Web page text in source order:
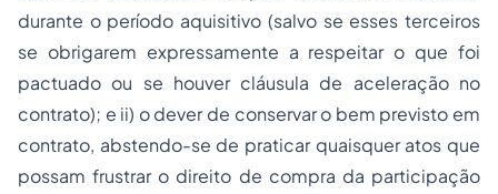
durante o período aquisitivo (salvo se esses terceiros
se obrigarem expressamente a respeitar o que foi
pactuado ou se houver cláusula de aceleração no
contrato); e ii) o dever de conservar o bem previsto em
contrato, abstendo-se de praticar quaisquer atos que
possam frustrar o direito de compra da participação